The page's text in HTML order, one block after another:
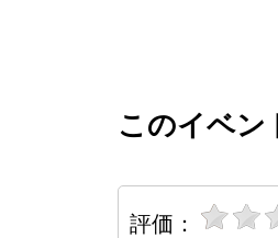
このイベン
評価：